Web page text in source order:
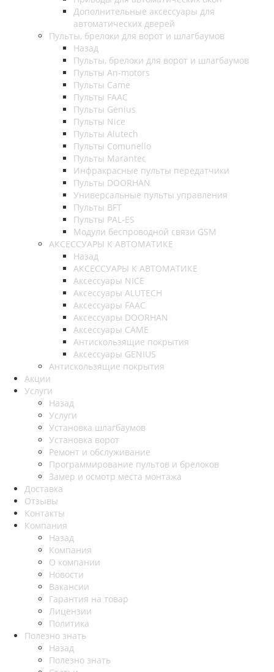
Дополнительные аксессуары для
автоматических дверей
Пульты, брелоки для ворот и шлагбаумов
Назад
Пульты, брелоки для ворот и шлагбаумов
Пульты An-motors
Пульты Came
Пульты FAAC
Пульты Genius
Пульты Nice
Пульты Alutech
Пульты Сomunello
Пульты Marantec
Инфракрасные пульты передатчики
Пульты DOORHAN
Универсальные пульты управления
Пульты BFT
Пульты PAL-ES
Модули беспроводной связи GSM
АКСЕССУАРЫ К АВТОМАТИКЕ
Назад
АКСЕССУАРЫ К АВТОМАТИКЕ
Аксессуары NICE
Аксессуары ALUTECH
Аксессуары FAAC
Аксессуары DOORHAN
Аксессуары CAME
Антискользящие покрытия
Аксессуары GENIUS
Антискользящие покрытия
Акции
Услуги
Назад
Услуги
Установка шлагбаумов
Установка ворот
Ремонт и обслуживание
Программирование пультов и брелоков
Замер и осмотр места монтажа
Доставка
Отзывы
Контакты
Компания
Назад
Компания
О компании
Новости
Вакансии
Гарантия на товар
Лицензии
Политика
Полезно знать
Назад
Полезно знать